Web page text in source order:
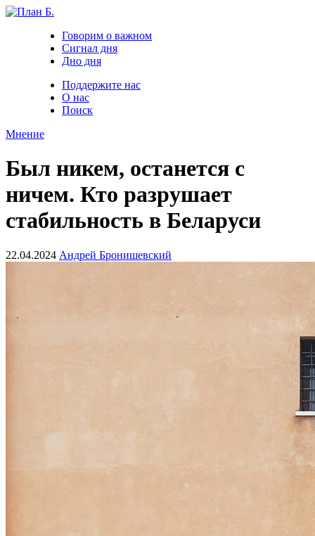
Говорим о важном
Сигнал дня
Дно дня
Поддержите нас
О нас
Поиск
Мнение
Был никем, останется с
ничем. Кто разрушает
стабильность в Беларуси
22.04.2024 Андрей Бронишевский